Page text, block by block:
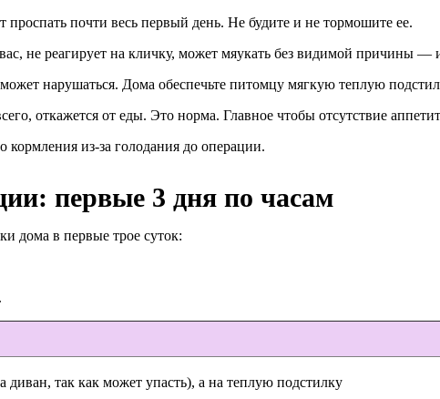
почти весь первый день. Не будите и не тормошите ее.
не реагирует на кличку, может мяукать без видимой причины —
нарушаться. Дома обеспечьте питомцу мягкую теплую
откажется от еды. Это норма. Главное чтобы отсутствие
из-за голодания до операции.
первые 3 дня по часам
дома в первые трое суток:
так как может упасть), а на теплую подстилку